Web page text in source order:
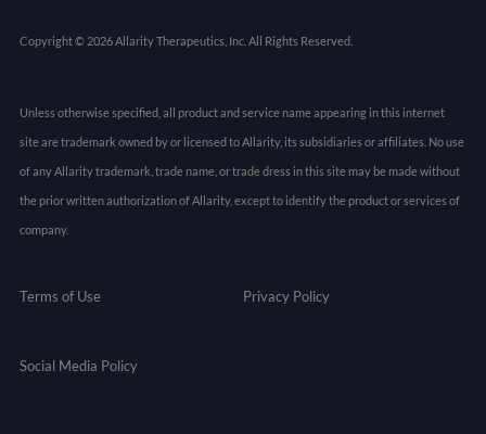
Copyright © 2026 Allarity Therapeutics, Inc. All Rights Reserved.
Unless otherwise specified, all product and service name appearing in this internet
site are trademark owned by or licensed to Allarity, its subsidiaries or affiliates. No use
of any Allarity trademark, trade name, or trade dress in this site may be made without
the prior written authorization of Allarity, except to identify the product or services of
company.
Terms of Use Privacy Policy
Social Media Policy